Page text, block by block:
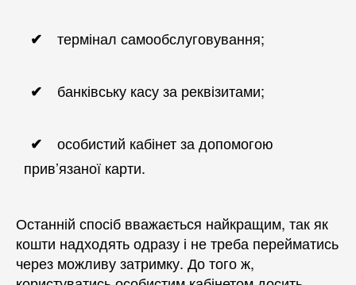
термінал самообслуговування;
банківську касу за реквізитами;
особистий кабінет за допомогою
прив’язаної карти.
Останній спосіб вважається найкращим, так як
кошти надходять одразу і не треба перейматись
через можливу затримку. До того ж,